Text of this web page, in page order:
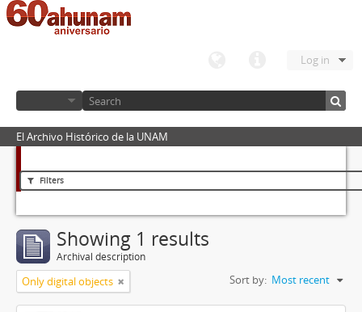
Log in
El Archivo Histórico de la UNAM
Filters
Showing 1 results
Archival description
Only digital objects Sort by: Most recent